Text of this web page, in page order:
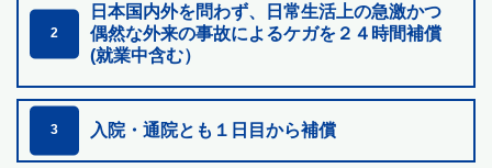
2
日本国内外を問わず、日常生活上の急激かつ
偶然な外来の事故によるケガを２４時間補償
(就業中含む）
3 入院・通院とも１日目から補償